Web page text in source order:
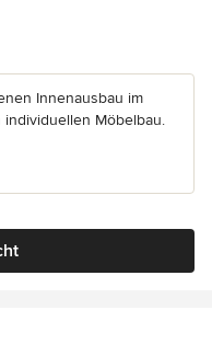
Innenausbau im
Möbelbau.